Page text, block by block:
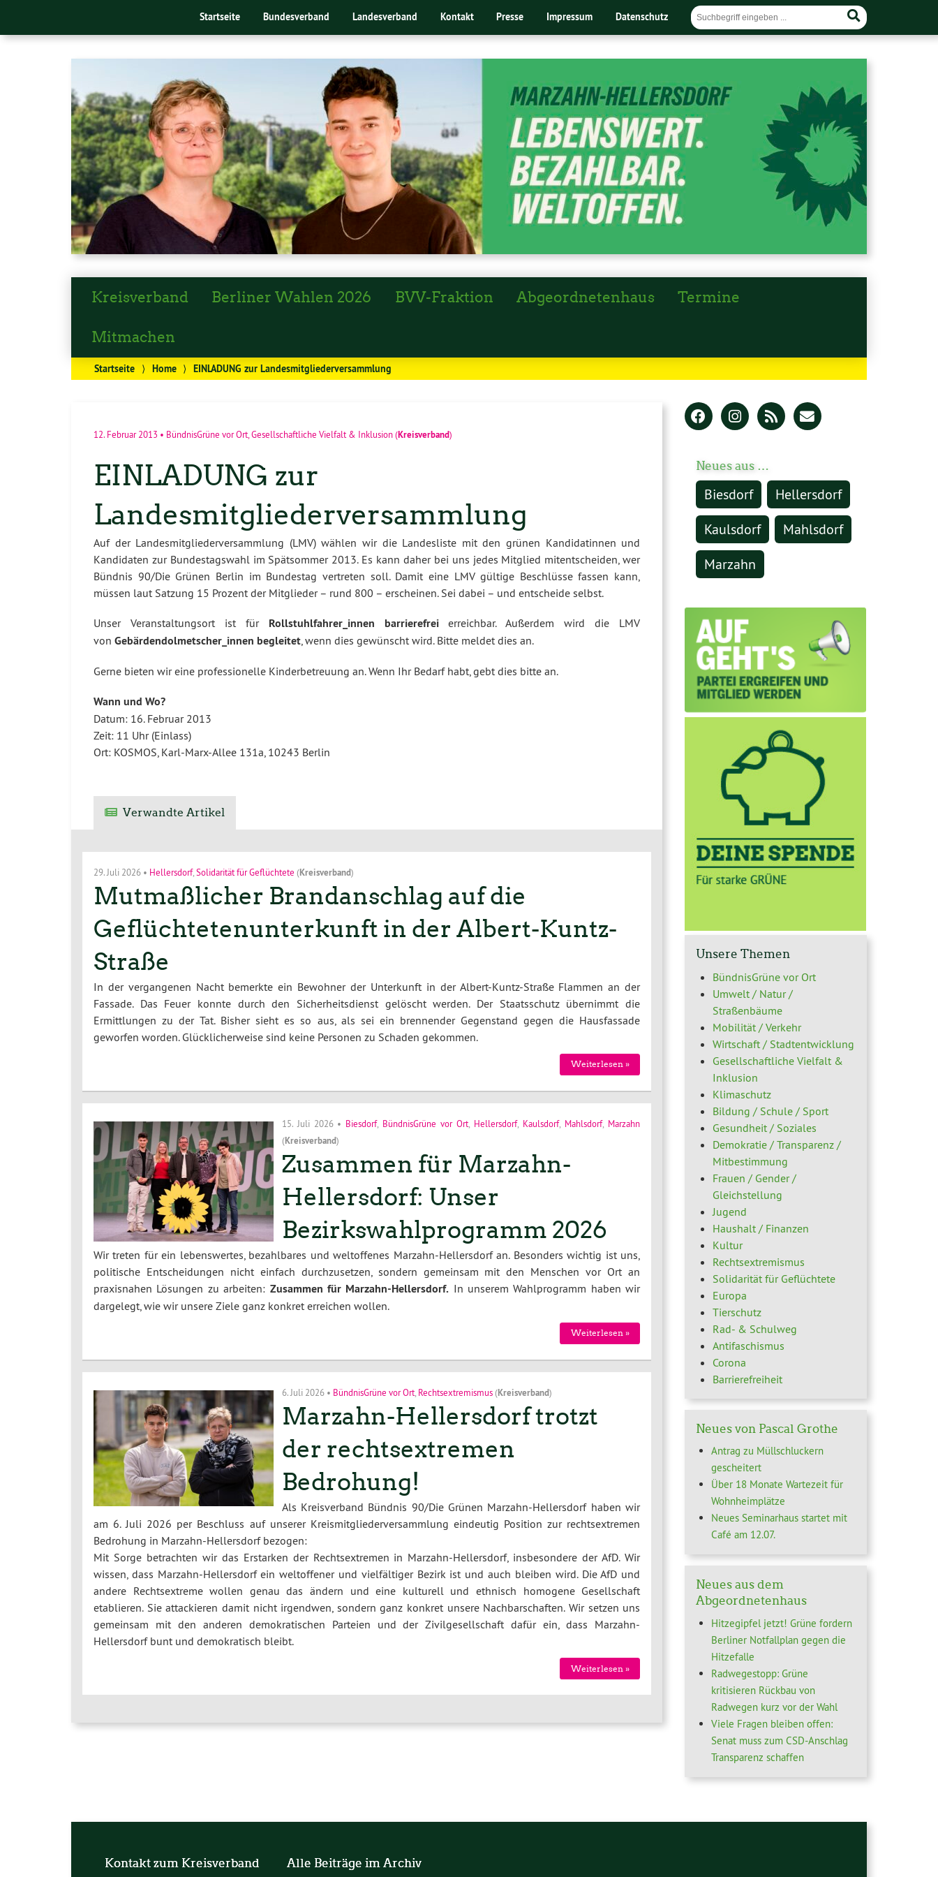
Startseite Bundesverband Landesverband Kontakt Presse Impressum Datenschutz
Kreisverband Berliner Wahlen 2026 BVV-Fraktion Abgeordnetenhaus Termine
Mitmachen
Startseite ⟩ Home ⟩ EINLADUNG zur Landesmitgliederversammlung
12. Februar 2013 • BündnisGrüne vor Ort Gesellschaftliche Vielfalt & Inklusion(Kreisverband)
EINLADUNG zur
Landesmitgliederversammlung
Auf der Landesmitgliederversammlung (LMV) wählen wir die Landesliste mit den grünen Kandidatinnen und
Kandidaten zur Bundestagswahl im Spätsommer 2013. Es kann daher bei uns jedes Mitglied mitentscheiden, wer
Bündnis 90/Die Grünen Berlin im Bundestag vertreten soll. Damit eine LMV gültige Beschlüsse fassen kann,
müssen laut Satzung 15 Prozent der Mitglieder – rund 800 – erscheinen. Sei dabei – und entscheide selbst.
Unser Veranstaltungsort ist für Rollstuhlfahrer_innen barrierefreierreichbar. Außerdem wird die LMV
von Gebärdendolmetscher_innen begleitet , wenn dies gewünscht wird. Bitte meldet dies an.
Gerne bieten wir eine professionelle Kinderbetreuung an. Wenn Ihr Bedarf habt, gebt dies bitte an.
Wann und Wo?
Datum: 16. Februar 2013
Zeit: 11 Uhr (Einlass)
Ort: KOSMOS, Karl-Marx-Allee 131a, 10243 Berlin
Verwandte Artikel
29. Juli 2026 • Hellersdorf, Solidarität für Geflüchtete (Kreisverband)
Mutmaßlicher Brandanschlag auf die
Geflüchtetenunterkunft in der Albert-Kuntz-
Straße
In der vergangenen Nacht bemerkte ein Bewohner der Unterkunft in der Albert-Kuntz-Straße Flammen an der
Fassade. Das Feuer konnte durch den Sicherheitsdienst gelöscht werden. Der Staatsschutz übernimmt die
Ermittlungen zu der Tat. Bisher sieht es so aus, als sei ein brennender Gegenstand gegen die Hausfassade
geworfen worden. Glücklicherweise sind keine Personen zu Schaden gekommen.
Weiterlesen »
15. Juli 2026• Biesdorf, BündnisGrüne vor Ort Hellersdorf, Kaulsdorf, Mahlsdorf, Marzahn
(Kreisverband)
Zusammen für Marzahn-
Hellersdorf: Unser
Bezirkswahlprogramm 2026
Wir treten für ein lebenswertes, bezahlbares und weltoffenes Marzahn-Hellersdorf an. Besonders wichtig ist uns,
politische Entscheidungen nicht einfach durchzusetzen, sondern gemeinsam mit den Menschen vor Ort an
praxisnahen Lösungen zu arbeiten: Zusammen für Marzahn-Hellersdorf. In unserem Wahlprogramm haben wir
dargelegt, wie wir unsere Ziele ganz konkret erreichen wollen.
Weiterlesen »
6. Juli 2026• BündnisGrüne vor Ort, Rechtsextremismus(Kreisverband)
Marzahn-Hellersdorf trotzt
der rechtsextremen
Bedrohung!
Als Kreisverband Bündnis 90/Die Grünen Marzahn-Hellersdorf haben wir
am 6. Juli 2026 per Beschluss auf unserer Kreismitgliederversammlung eindeutig Position zur rechtsextremen
Bedrohung in Marzahn-Hellersdorf bezogen:
Mit Sorge betrachten wir das Erstarken der Rechtsextremen in Marzahn-Hellersdorf, insbesondere der AfD. Wir
wissen, dass Marzahn-Hellersdorf ein weltoffener und vielfältiger Bezirk ist und auch bleiben wird. Die AfD und
andere Rechtsextreme wollen genau das ändern und eine kulturell und ethnisch homogene Gesellschaft
etablieren. Sie attackieren damit nicht irgendwen, sondern ganz konkret unsere Nachbarschaften. Wir setzen uns
gemeinsam mit den anderen demokratischen Parteien und der Zivilgesellschaft dafür ein, dass Marzahn-
Hellersdorf bunt und demokratisch bleibt.
Weiterlesen »
Neues aus …
Biesdorf
Hellersdorf
Kaulsdorf
Mahlsdorf
Marzahn
Unsere Themen
BündnisGrüne vor Ort
Umwelt / Natur /
Straßenbäume
Mobilität / Verkehr
Wirtschaft / Stadtentwicklung
Gesellschaftliche Vielfalt &
Inklusion
Klimaschutz
Bildung / Schule / Sport
Gesundheit / Soziales
Demokratie / Transparenz /
Mitbestimmung
Frauen / Gender /
Gleichstellung
Jugend
Haushalt / Finanzen
Kultur
Rechtsextremismus
Solidarität für Geflüchtete
Europa
Tierschutz
Rad- & Schulweg
Antifaschismus
Corona
Barrierefreiheit
Neues von Pascal Grothe
Antrag zu Müllschluckern
gescheitert
Über 18 Monate Wartezeit für
Wohnheimplätze
Neues Seminarhaus startet mit
Café am 12.07.
Neues aus dem
Abgeordnetenhaus
Hitzegipfel jetzt! Grüne fordern
Berliner Notfallplan gegen die
Hitzefalle
Radwegestopp: Grüne
kritisieren Rückbau von
Radwegen kurz vor der Wahl
Viele Fragen bleiben offen:
Senat muss zum CSD-Anschlag
Transparenz schaffen
Kontakt zum Kreisverband Alle Beiträge im Archiv